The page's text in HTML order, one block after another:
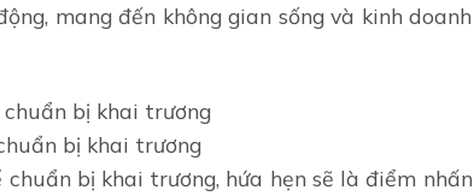
mang đến không gian sống và kinh doanh
bị khai trương
bị khai trương, hứa hẹn sẽ là điểm nhấn